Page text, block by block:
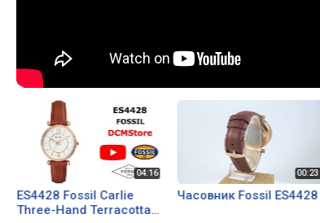
ES4428 Fossil Carlie
Three-Hand Terracotta
Часовник Fossil ES4428